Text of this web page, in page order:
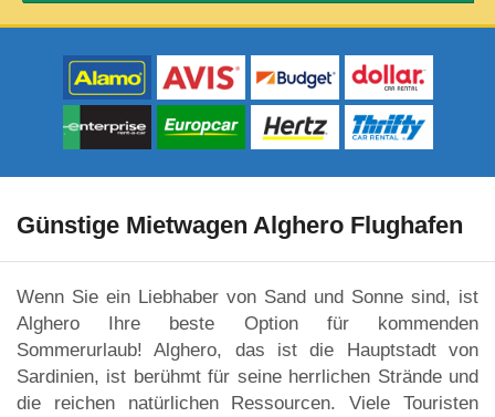
Günstige Mietwagen Alghero Flughafen
Wenn Sie ein Liebhaber von Sand und Sonne sind, ist
Alghero Ihre beste Option für kommenden
Sommerurlaub! Alghero, das ist die Hauptstadt von
Sardinien, ist berühmt für seine herrlichen Strände und
die reichen natürlichen Ressourcen. Viele Touristen